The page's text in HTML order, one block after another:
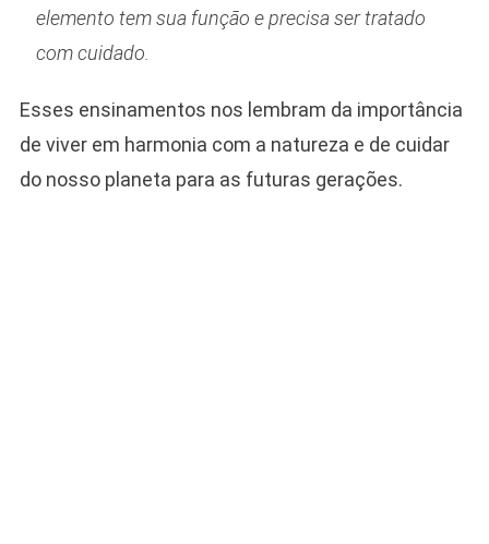
elemento tem sua função e precisa ser tratado
com cuidado.
Esses ensinamentos nos lembram da importância
de viver em harmonia com a natureza e de cuidar
do nosso planeta para as futuras gerações.